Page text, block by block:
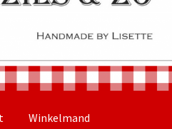
Winkelmand